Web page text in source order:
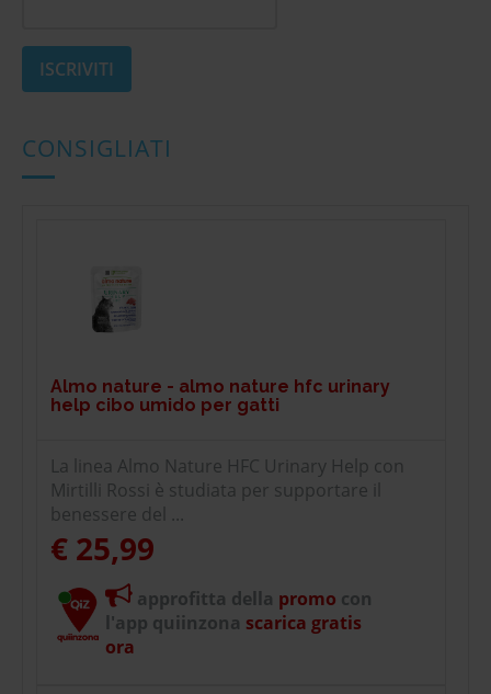
CONSIGLIATI
Almo nature - almo nature hfc urinary
help cibo umido per gatti
La linea Almo Nature HFC Urinary Help con
Mirtilli Rossi è studiata per supportare il
benessere del ...
€ 25,99
approfitta della promo con
l'app quiinzona scarica gratis
ora